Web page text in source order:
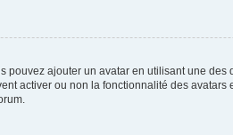
pouvez ajouter un avatar en utilisant une
activer ou non la fonctionnalité des